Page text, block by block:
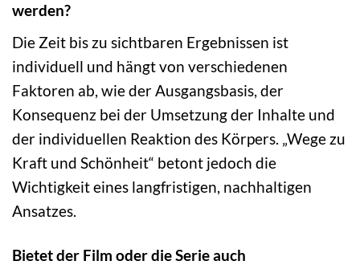
werden?
Die Zeit bis zu sichtbaren Ergebnissen ist
individuell und hängt von verschiedenen
Faktoren ab, wie der Ausgangsbasis, der
Konsequenz bei der Umsetzung der Inhalte und
der individuellen Reaktion des Körpers. „Wege zu
Kraft und Schönheit“ betont jedoch die
Wichtigkeit eines langfristigen, nachhaltigen
Ansatzes.
Bietet der Film oder die Serie auch